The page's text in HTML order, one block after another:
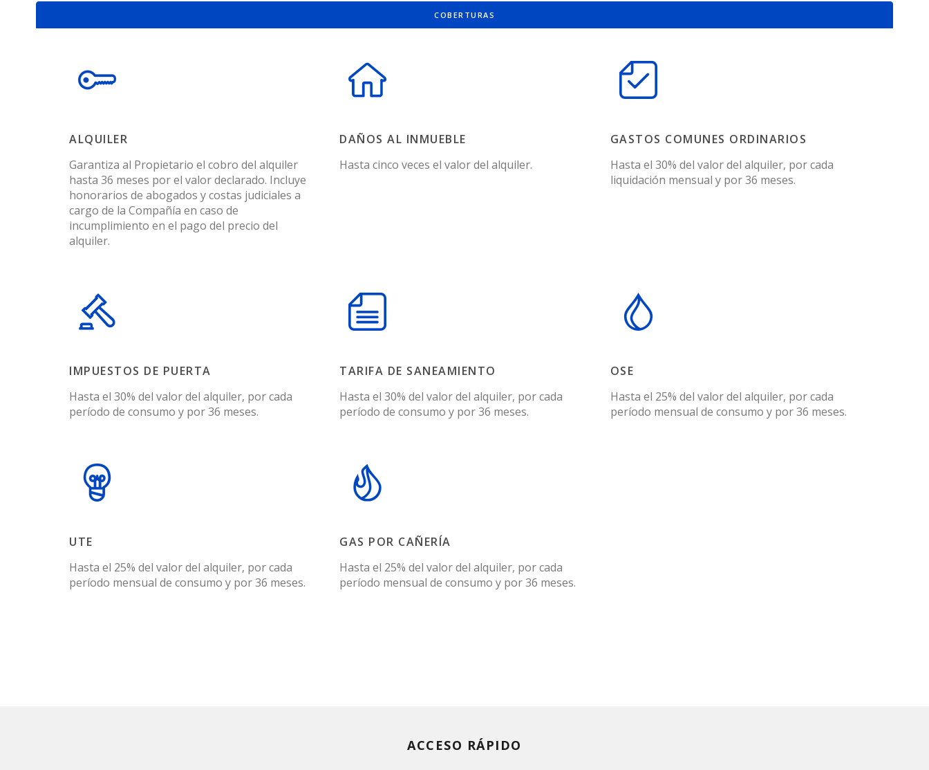
COBERTURAS
ALQUILER
Garantiza al Propietario el cobro del alquiler
hasta 36 meses por el valor declarado. Incluye
honorarios de abogados y costas judiciales a
cargo de la Compañía en caso de
incumplimiento en el pago del precio del
alquiler.
DAÑOS AL INMUEBLE
Hasta cinco veces el valor del alquiler.
GASTOS COMUNES ORDINARIOS
Hasta el 30% del valor del alquiler, por cada
liquidación mensual y por 36 meses.
IMPUESTOS DE PUERTA
Hasta el 30% del valor del alquiler, por cada
período de consumo y por 36 meses.
TARIFA DE SANEAMIENTO
Hasta el 30% del valor del alquiler, por cada
período de consumo y por 36 meses.
OSE
Hasta el 25% del valor del alquiler, por cada
período mensual de consumo y por 36 meses.
UTE
Hasta el 25% del valor del alquiler, por cada
período mensual de consumo y por 36 meses.
GAS POR CAÑERÍA
Hasta el 25% del valor del alquiler, por cada
período mensual de consumo y por 36 meses.
ACCESO RÁPIDO